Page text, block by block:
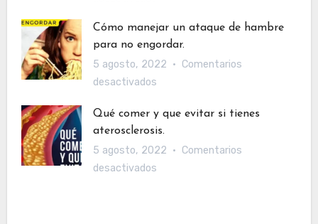
de
correcta?
es
Whey
Protein?
Beneficios
cómo
tomarla.
Cómo manejar un ataque de hambre
para no engordar.
5 agosto, 2022
Comentarios
desactivadosen
manejar
un
ataque
de
Qué comer y que evitar si tienes
aterosclerosis.
5 agosto, 2022
Comentarios
desactivadosen